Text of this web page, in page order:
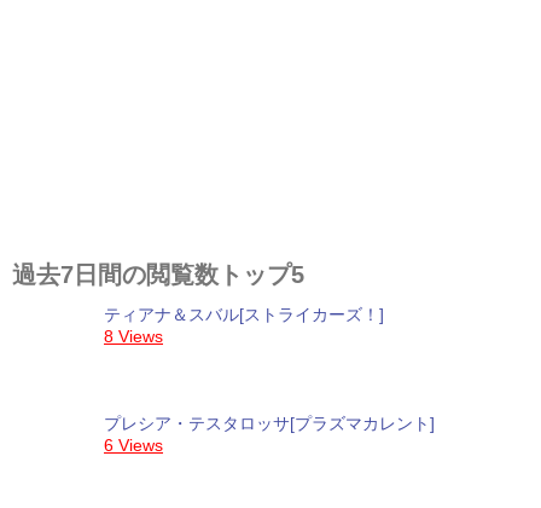
過去7日間の閲覧数トップ5
ティアナ＆スバル[ストライカーズ！]
8 Views
プレシア・テスタロッサ[プラズマカレント]
6 Views